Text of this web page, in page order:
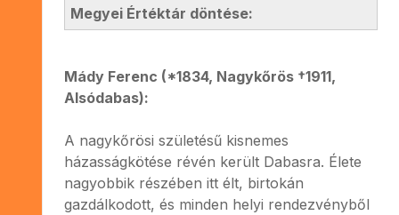
Megyei Értéktár döntése:
Mády Ferenc (*1834, Nagykőrös †1911,
Alsódabas):
A nagykőrösi születésű kisnemes
házasságkötése révén került Dabasra. Élete
nagyobbik részében itt élt, birtokán
gazdálkodott, és minden helyi rendezvényből